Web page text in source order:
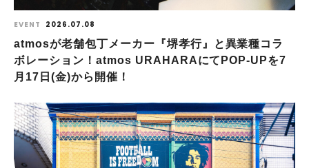
EVENT 2026.07.08
atmosが老舗包丁メーカー『堺孝行』と異業種コラ
ボレーション！atmos URAHARAにてPOP-UPを7
月17日(金)から開催！